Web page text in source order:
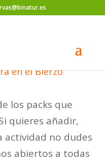
en el Bierzo
los packs que
quieres añadir,
no dudes
abiertos a todas